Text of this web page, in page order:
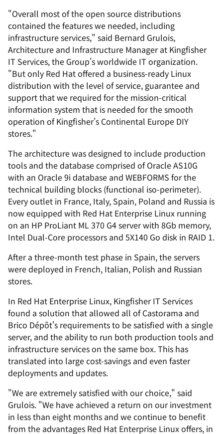
"Overall most of the open source distributions
contained the features we needed, including
infrastructure services," said Bernard Grulois,
Architecture and Infrastructure Manager at Kingfisher
IT Services, the Group's worldwide IT organization.
"But only Red Hat offered a business-ready Linux
distribution with the level of service, guarantee and
support that we required for the mission-critical
information system that is needed for the smooth
operation of Kingfisher's Continental Europe DIY
stores."
The architecture was designed to include production
tools and the database comprised of Oracle AS10G
with an Oracle 9i database and WEBFORMS for the
technical building blocks (functional iso-perimeter).
Every outlet in France, Italy, Spain, Poland and Russia is
now equipped with Red Hat Enterprise Linux running
on an HP ProLiant ML 370 G4 server with 8Gb memory,
Intel Dual-Core processors and 5X140 Go disk in RAID 1.
After a three-month test phase in Spain, the servers
were deployed in French, Italian, Polish and Russian
stores.
In Red Hat Enterprise Linux, Kingfisher IT Services
found a solution that allowed all of Castorama and
Brico Dépôt's requirements to be satisfied with a single
server, and the ability to run both production tools and
infrastructure services on the same box. This has
translated into large cost-savings and even faster
deployments and updates.
"We are extremely satisfied with our choice," said
Grulois. "We have achieved a return on our investment
in less than eight months and we continue to benefit
from the advantages Red Hat Enterprise Linux offers, in